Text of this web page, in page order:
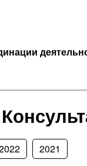
2021